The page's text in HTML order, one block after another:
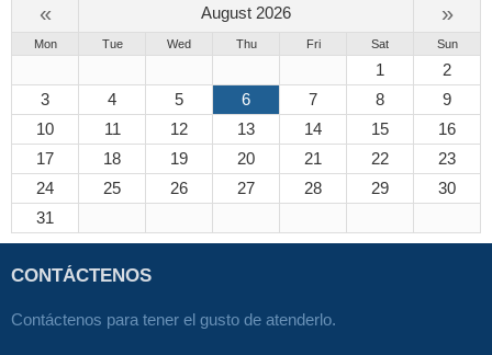
« August 2026 »
Mon Tue Wed Thu Fri Sat Sun
1
2
3
4 5 6 7 8
9
10
11 12 13 14 15
16
17
18 19 20 21 22
23
24
25 26 27 28 29
30
31
CONTÁCTENOS
Contáctenos para tener el gusto de atenderlo.